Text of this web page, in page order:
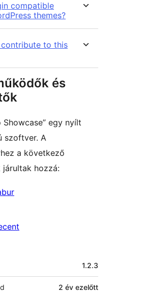
compatible
themes?
to this
és
Showcase” egy nyílt
szoftver. A
a következő
járultak hozzá:
1.2.3
2 év ezelőtt